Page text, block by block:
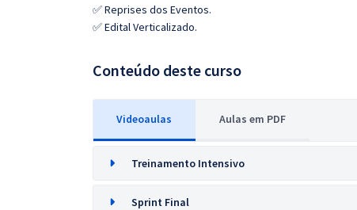
✅ Reprises dos Eventos.
✅ Edital Verticalizado.
Conteúdo deste curso
Videoaulas Aulas em PDF
Treinamento Intensivo
Sprint Final